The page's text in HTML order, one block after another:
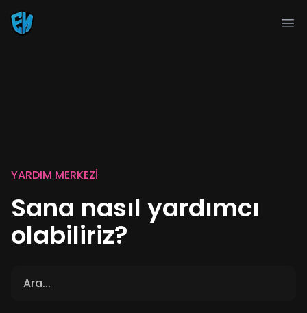
YARDIM MERKEZI
Sana nasıl yardımcı
olabiliriz?